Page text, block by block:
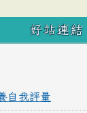
好站連結
自我評量